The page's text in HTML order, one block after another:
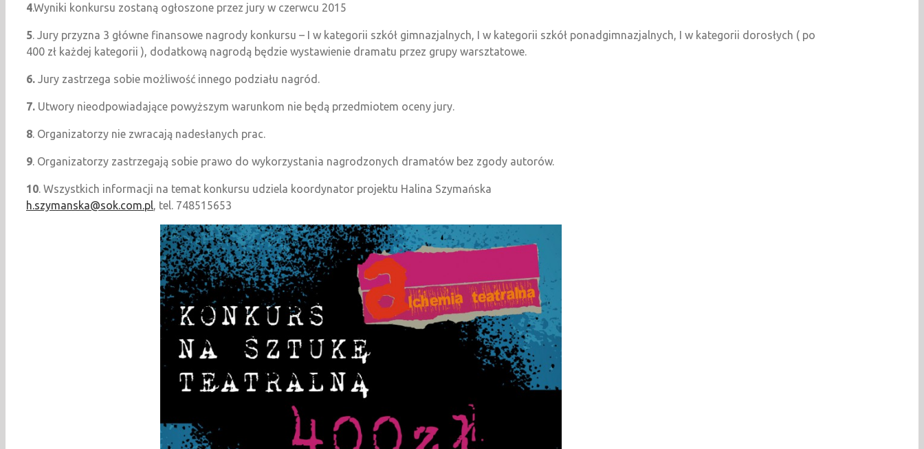
4.Wyniki konkursu zostaną ogłoszone przez jury w czerwcu 2015
5. Jury przyzna 3 główne finansowe nagrody konkursu – I w kategorii szkół gimnazjalnych, I w kategorii szkół ponadgimnazjalnych, I w kategorii dorosłych ( po
400 zł każdej kategorii ), dodatkową nagrodą będzie wystawienie dramatu przez grupy warsztatowe.
6. Jury zastrzega sobie możliwość innego podziału nagród.
7. Utwory nieodpowiadające powyższym warunkom nie będą przedmiotem oceny jury.
8. Organizatorzy nie zwracają nadesłanych prac.
9. Organizatorzy zastrzegają sobie prawo do wykorzystania nagrodzonych dramatów bez zgody autorów.
10. Wszystkich informacji na temat konkursu udziela koordynator projektu Halina Szymańska
h.szymanska@sok.com.pl, tel. 748515653